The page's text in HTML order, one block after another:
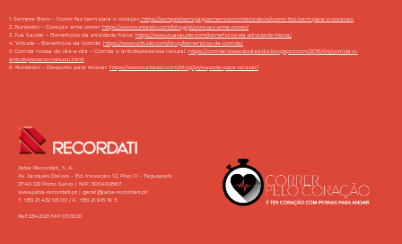
1. Sempre Bem – Correr faz bem para o coração https://semprebem.paguemenos.com.br/videos/correr-faz-bem-para-o-coracao
2. Runtastic – Coração ama correr: https://www.runtastic.com/blog/pt/coracao-ama-correr/
3. Tua Saúde – Benefícios da atividade física: https://www.tuasaude.com/beneficios-da-atividade-fisica/
4. Vittude – Benefícios da corrida: https://www.vittude.com/blog/beneficios-da-corrida/
5. Corrida nossa do dia-a-dia – Corrida o antidepressivos natural: https://corridanossadodiaadia.blogspot.com/2016/04/corrida-o-
antidepressivo-natural.html
6. Runtastic – Desporto para relaxar: https://www.runtastic.com/blog/pt/esporte-para-relaxar/
Jaba Recordati, S. A.
Av. Jacques Delors – Ed. Inovação 1.2, Piso 0 – Taguspark
2740-122 Porto Salvo | NIF: 500492867
www.jaba-recordati.pt | geral@jaba-recordati.pt
T. +351 21 432 95 00 / F. +351 21 915 19 3
Ref.:234.2021 MP 07/2021